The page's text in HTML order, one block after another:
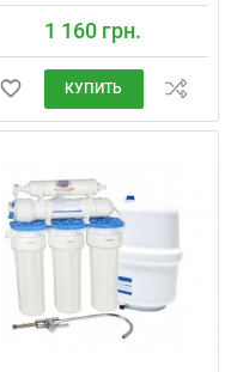
1 160 грн.
КУПИТЬ